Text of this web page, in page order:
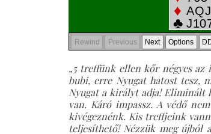
„5 treffünk ellen kőr négyes az
bubi, erre Nyugat hatost tesz,
Nyugat a királyt adja! Eliminált
van. Káró impassz. A védő
kivégeznénk. Kis treffjeink
teljesíthető! Nézzük meg újból